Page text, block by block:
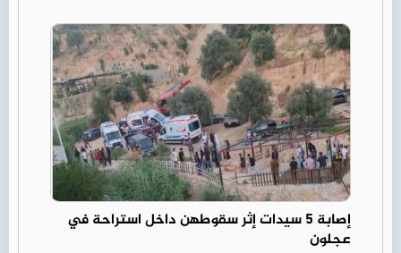
إصابة 5 سيدات إثر سقوطهن داخل استراحة في
عجلون